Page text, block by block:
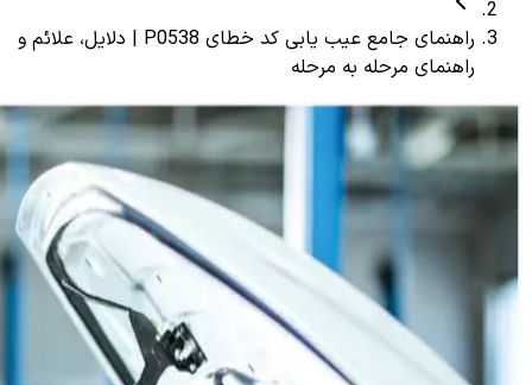
راهنمای جامع عیب یابی کد خطای P0538 | دلایل، علائم و
راهنمای مرحله به مرحله